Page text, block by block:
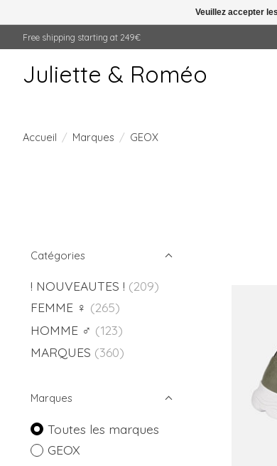
Free shipping starting at 249€
Juliette & Roméo
Accueil / Marques / GEOX
Catégories
! NOUVEAUTES ! (209)
FEMME ♀ (265)
HOMME ♂ (123)
MARQUES (360)
Marques
Toutes les marques
GEOX
Veuillez accepter